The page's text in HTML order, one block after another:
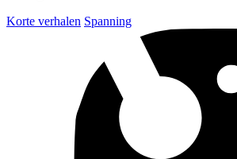
Korte verhalen Spanning